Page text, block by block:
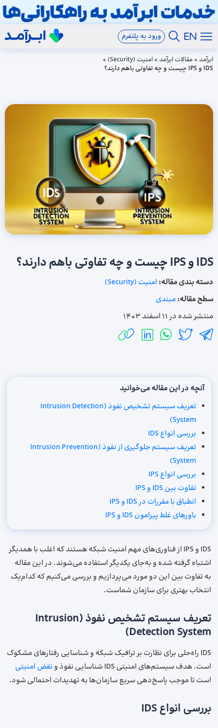
ورود به پلتفرم
ابرآمد > مقالات ابرآمد > امنیت (Security)
>
IDS و IPS چیست و چه تفاوتی باهم دارند؟
IDS و IPS چیست و چه تفاوتی باهم دارند؟
دسته بندی مقاله: امنیت (Security)
سطح مقاله:مبتدی
منتشر شده در 11 اسفند 1403
آنچه در این مقاله می‌خوانید
تعریف سیستم تشخیص نفوذ (Intrusion Detection
System)
بررسی انواع IDS
تعریف سیستم جلوگیری از نفوذ (Intrusion Prevention
System)
بررسی انواع IPS
تفاوت بین IDS و IPS
انطباق با مقررات در IDS و IPS
باورهای غلط پیرامون IDS و IPS
IDS و IPS از فناوری‌های مهم امنیت شبکه هستند که اغلب با همدیگر
اشتباه گرفته شده و به‌جای یکدیگر استفاده می‌شوند. در این مقاله
به تفاوت بین این دو مورد می‌پردازیم و بررسی می‌کنیم که کدام‌یک
انتخاب بهتری برای سازمان شماست.
تعریف سیستم تشخیص نفوذ (Intrusion
Detection System)
IDS راه‌حلی برای نظارت بر ترافیک شبکه و شناسایی رفتارهای مشکوک
است. هدف سیستم‌های امنیتی IDS شناسایی نفوذ و
نقض امنیتی
است تا موجب پاسخ‌دهی سریع سازمان‌ها به تهدیدات احتمالی شود.
بررسی انواع IDS